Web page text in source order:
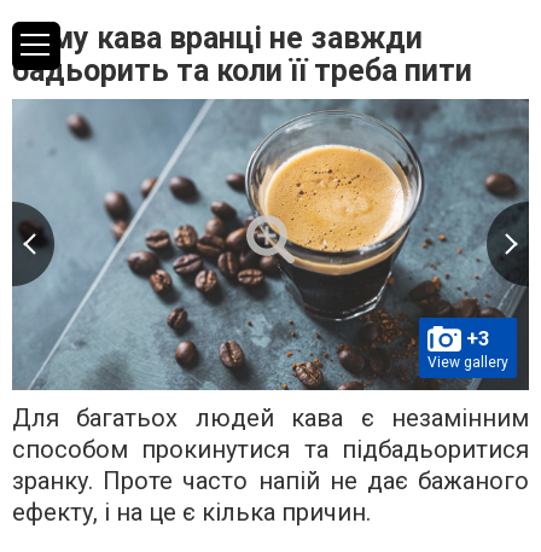
Чому кава вранці не завжди
бадьорить та коли її треба пити
+3
View gallery
Для багатьох людей кава є незамінним
способом прокинутися та підбадьоритися
зранку. Проте часто напій не дає бажаного
ефекту, і на це є кілька причин.